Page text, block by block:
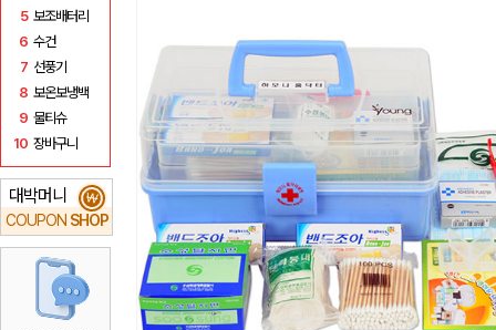
5 보조배터리
6 수건
7 선풍기
8 보온보냉백
9 물티슈
10 장바구니
대박머니
COUPON SHOP
₩